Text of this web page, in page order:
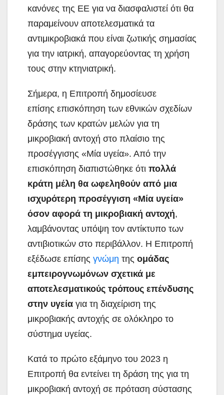
κανόνες της ΕΕ για να διασφαλιστεί ότι θα
παραμείνουν αποτελεσματικά τα
αντιμικροβιακά που είναι ζωτικής σημασίας
για την ιατρική, απαγορεύοντας τη χρήση
τους στην κτηνιατρική.
Σήμερα, η Επιτροπή δημοσίευσε
επίσης επισκόπηση των εθνικών σχεδίων
δράσης των κρατών μελών για τη
μικροβιακή αντοχή στο πλαίσιο της
προσέγγισης «Μία υγεία». Από την
επισκόπηση διαπιστώθηκε ότι πολλά
κράτη μέλη θα ωφεληθούν από μια
ισχυρότερη προσέγγιση «Μία υγεία»
όσον αφορά τη μικροβιακή αντοχή,
λαμβάνοντας υπόψη τον αντίκτυπο των
αντιβιοτικών στο περιβάλλον. Η Επιτροπή
εξέδωσε επίσης γνώμη της ομάδας
εμπειρογνωμόνων σχετικά με
αποτελεσματικούς τρόπους επένδυσης
στην υγεία για τη διαχείριση της
μικροβιακής αντοχής σε ολόκληρο το
σύστημα υγείας.
Κατά το πρώτο εξάμηνο του 2023 η
Επιτροπή θα εντείνει τη δράση της για τη
μικροβιακή αντοχή σε πρόταση σύστασης